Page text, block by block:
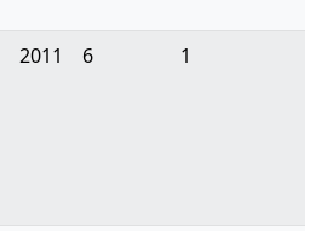
2011 6 1